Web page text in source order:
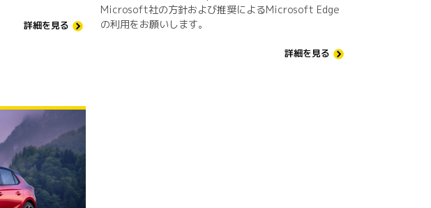
詳細を見る
Microsoft社の方針および推奨によるMicrosoft Edge
の利用をお願いします。
詳細を見る